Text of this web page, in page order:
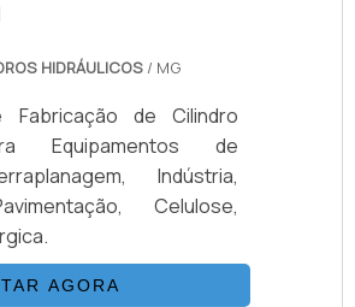
HIDRÁULICOS/ MG
Fabricação de Cilindro
Equipamentos de
Indústria,
Celulose,
AGORA